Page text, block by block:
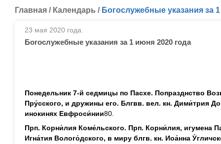
Главная / Календарь / Богослужебные указания за
23 мая 2020 года.
Богослужебные указания за 1 июня 2020 года
Понедельник 7-й седмицы по Пасхе. Попразднство
Пру́сского, и дружины его. Блгвв. вел. кн. Дими́трия
инокинях Евфроси́нии80.
Прп. Корни́лия Коме́льского. Прп. Корни́лия, игумена
Игна́тия Волого́дского, в миру блгв. кн. Иоа́нна